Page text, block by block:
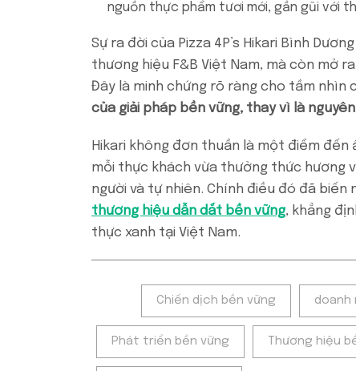
nguồn thực phẩm tươi mới, gần gũi với
Sự ra đời của Pizza 4P’s Hikari Bình
thương hiệu F&B Việt Nam, mà còn mở
Đây là minh chứng rõ ràng cho tầm nhìn
của giải pháp bền vững, thay vì là
Hikari không đơn thuần là một điểm đến
mỗi thực khách vừa thưởng thức hương
người và tự nhiên. Chính điều đó đã
thương hiệu dẫn dắt bền vững, khẳng
thực xanh tại Việt Nam.
Chiến dịch bền vững doanh
Phát triển bền vững Thương hiệu